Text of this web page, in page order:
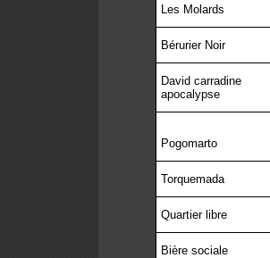
Les Molards
Bérurier Noir
David carradine
apocalypse
Pogomarto
Torquemada
Quartier libre
Bière sociale